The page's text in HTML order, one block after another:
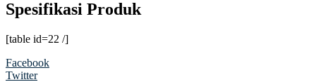
Spesifikasi Produk
[table id=22 /]
Facebook
Twitter